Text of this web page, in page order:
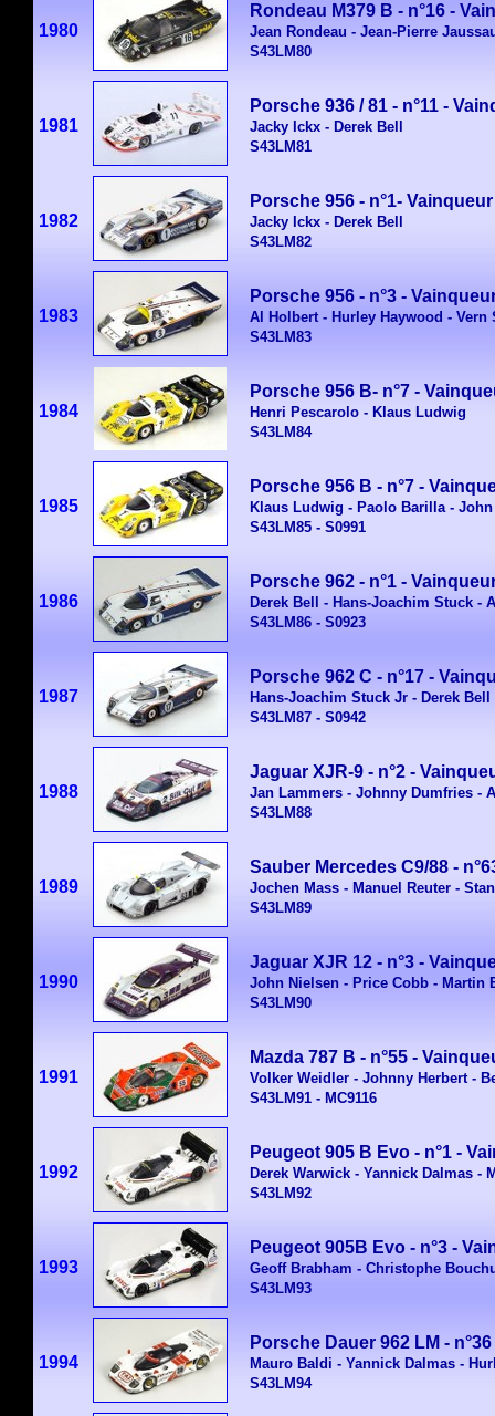
1980
Rondeau M379 B - n°16 -
Jean Rondeau - Jean-Pierre
S43LM80
1981
Porsche 936 / 81 - n°11 -
Jacky Ickx - Derek Bell
S43LM81
1982
Porsche 956 - n°1- Vainqueur
Jacky Ickx - Derek Bell
S43LM82
1983
Porsche 956 - n°3 -
Al Holbert - Hurley Haywood - Vern
S43LM83
1984
Porsche 956 B- n°7 -
Henri Pescarolo - Klaus Ludwig
S43LM84
1985
Porsche 956 B - n°7 -
Klaus Ludwig - Paolo Barilla -
S43LM85 - S0991
1986
Porsche 962 - n°1 -
Derek Bell - Hans-Joachim Stuck -
S43LM86 - S0923
1987
Porsche 962 C - n°17 -
Hans-Joachim Stuck Jr - Derek
S43LM87 - S0942
1988
Jaguar XJR-9 - n°2 -
Jan Lammers - Johnny Dumfries -
S43LM88
1989
Sauber Mercedes C9/88 -
Jochen Mass - Manuel Reuter -
S43LM89
1990
Jaguar XJR 12 - n°3 -
John Nielsen - Price Cobb - Martin
S43LM90
1991
Mazda 787 B - n°55 -
Volker Weidler - Johnny Herbert -
S43LM91 - MC9116
1992
Peugeot 905 B Evo - n°1 -
Derek Warwick - Yannick Dalmas -
S43LM92
1993
Peugeot 905B Evo - n°3 -
Geoff Brabham - Christophe
S43LM93
1994
Porsche Dauer 962 LM -
Mauro Baldi - Yannick Dalmas -
S43LM94